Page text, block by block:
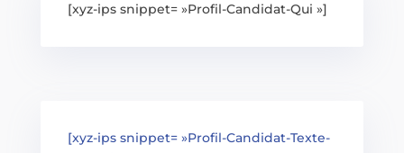
[xyz-ips snippet= »Profil-Candidat-Qui »]
[xyz-ips snippet= »Profil-Candidat-Texte-